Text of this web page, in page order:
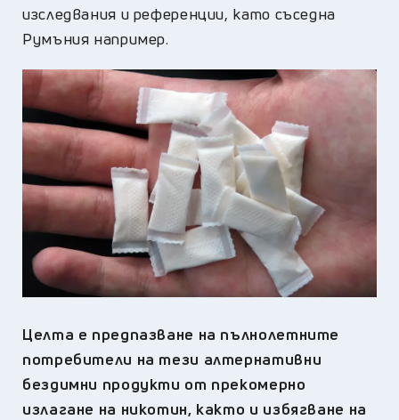
изследвания и референции, като съседна
Румъния например.
Целта е предпазване на пълнолетните
потребители на тези алтернативни
бездимни продукти от прекомерно
излагане на никотин, както и избягване на